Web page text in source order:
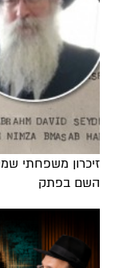
זיכרון משפחתי
השם בפתק